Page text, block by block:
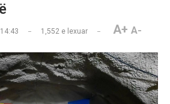
1,552 e lexuar A+ A-